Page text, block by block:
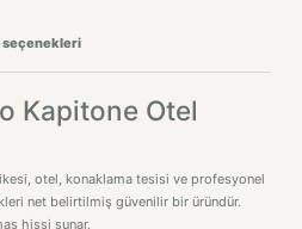
seçenekleri
Kapitone Otel
otel, konaklama tesisi ve profesyonel
net belirtilmiş güvenilir bir üründür.
hissi sunar.